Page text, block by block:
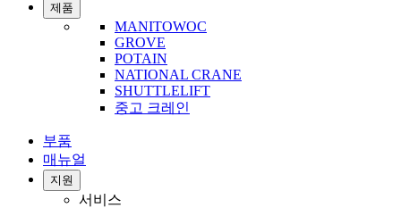
제품
MANITOWOC
GROVE
POTAIN
NATIONAL CRANE
SHUTTLELIFT
중고 크레인
부품
매뉴얼
지원
서비스